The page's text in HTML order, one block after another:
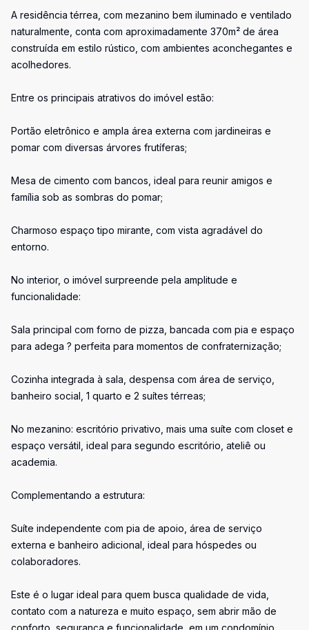
A residência térrea, com mezanino bem iluminado e ventilado
naturalmente, conta com aproximadamente 370m² de área
construída em estilo rústico, com ambientes aconchegantes e
acolhedores.
Entre os principais atrativos do imóvel estão:
Portão eletrônico e ampla área externa com jardineiras e
pomar com diversas árvores frutíferas;
Mesa de cimento com bancos, ideal para reunir amigos e
família sob as sombras do pomar;
Charmoso espaço tipo mirante, com vista agradável do
entorno.
No interior, o imóvel surpreende pela amplitude e
funcionalidade:
Sala principal com forno de pizza, bancada com pia e espaço
para adega ? perfeita para momentos de confraternização;
Cozinha integrada à sala, despensa com área de serviço,
banheiro social, 1 quarto e 2 suítes térreas;
No mezanino: escritório privativo, mais uma suíte com closet e
espaço versátil, ideal para segundo escritório, ateliê ou
academia.
Complementando a estrutura:
Suíte independente com pia de apoio, área de serviço
externa e banheiro adicional, ideal para hóspedes ou
colaboradores.
Este é o lugar ideal para quem busca qualidade de vida,
contato com a natureza e muito espaço, sem abrir mão de
conforto, segurança e funcionalidade, em um condomínio